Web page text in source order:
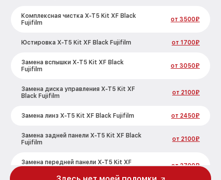
Комплексная чистка X-T5 Kit XF Black
Fujifilm
от 3500₽
Юстировка X-T5 Kit XF Black Fujifilm от 1700₽
Замена вспышки X-T5 Kit XF Black
Fujifilm
от 3050₽
Замена диска управления X-T5 Kit XF
Black Fujifilm
от 2100₽
Замена линз X-T5 Kit XF Black Fujifilm от 2450₽
Замена задней панели X-T5 Kit XF Black
Fujifilm
от 2100₽
Замена передней панели X-T5 Kit XF
от 2700₽